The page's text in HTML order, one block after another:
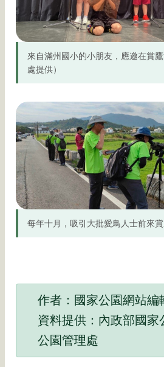
來自滿州國小的小朋友，應邀在賞
處提供）
每年十月，吸引大批愛鳥人士前來賞
作者：國家公園網站編
資料提供：內政部國家
公園管理處